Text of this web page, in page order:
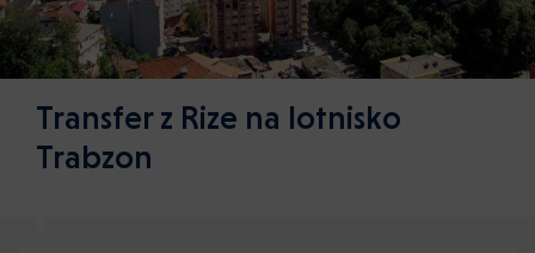
Transfer z Rize na lotnisko
Trabzon